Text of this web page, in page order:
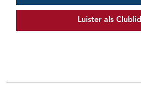
Luister als Clublid